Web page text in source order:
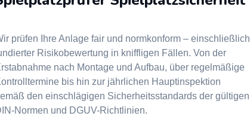
prüfen Ihre Anlage fair und normkonform – einschließlich
Risikobewertung in kniffligen Fällen. Von der
nach Montage und Aufbau, über regelmäßige
bis hin zur jährlichen Hauptinspektion
den einschlägigen Sicherheitsstandards der gültigen
Normen und DGUV-Richtlinien.